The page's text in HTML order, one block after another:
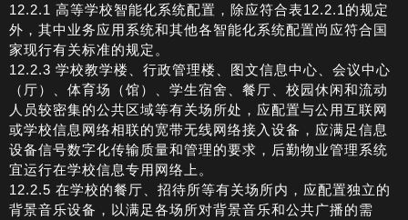
12.2.1 高等学校智能化系统配置，除应符合表12.2.1的规定
外，其中业务应用系统和其他各智能化系统配置尚应符合国
家现行有关标准的规定。
12.2.3 学校教学楼、行政管理楼、图文信息中心、会议中心
（厅）、体育场（馆）、学生宿舍、餐厅、校园休闲和流动
人员较密集的公共区域等有关场所处，应配置与公用互联网
或学校信息网络相联的宽带无线网络接入设备，应满足信息
设备信号数字化传输质量和管理的要求，后勤物业管理系统
宜运行在学校信息专用网络上。
12.2.5 在学校的餐厅、招待所等有关场所内，应配置独立的
背景音乐设备，以满足各场所对背景音乐和公共广播的需